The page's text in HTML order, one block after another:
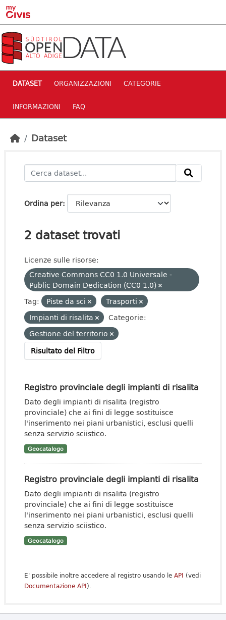
Skip to main content
DATASET ORGANIZZAZIONI CATEGORIE
INFORMAZIONI FAQ
Dataset
Ordina per
2 dataset trovati
Licenze sulle risorse:
Creative Commons CC0 1.0 Universale -
Public Domain Dedication (CC0 1.0)
Tag:
Piste da sci
Trasporti
Impianti di risalita
Categorie:
Gestione del territorio
Risultato del Filtro
Registro provinciale degli impianti di risalita
Dato degli impianti di risalita (registro
provinciale) che ai fini di legge sostituisce
l'inserimento nei piani urbanistici, esclusi quelli
senza servizio sciistico.
Geocatalogo
Registro provinciale degli impianti di risalita
Dato degli impianti di risalita (registro
provinciale) che ai fini di legge sostituisce
l'inserimento nei piani urbanistici, esclusi quelli
senza servizio sciistico.
Geocatalogo
E' possibile inoltre accedere al registro usando le API (vedi
Documentazione API).